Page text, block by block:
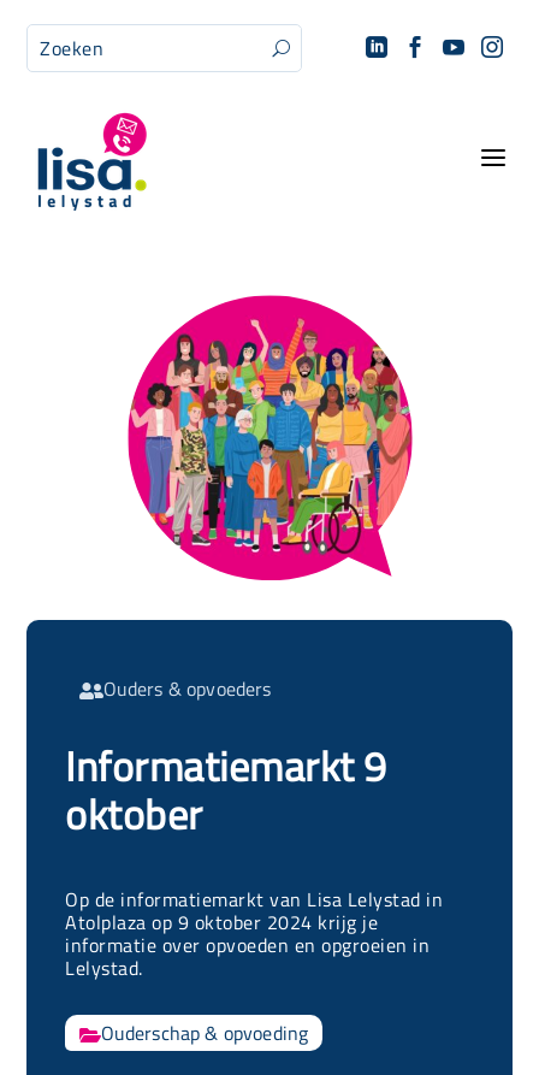
U    
a
Ouders & opvoeders
Informatiemarkt 9
oktober
Op de informatiemarkt van Lisa Lelystad in
Atolplaza op 9 oktober 2024 krijg je
informatie over opvoeden en opgroeien in
Lelystad.
Ouderschap & opvoeding